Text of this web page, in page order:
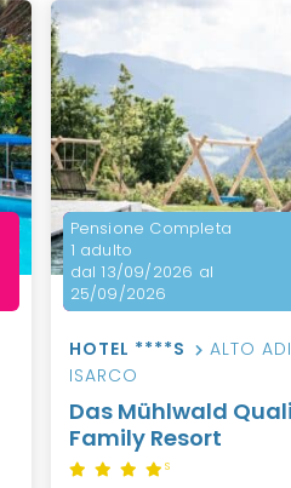
Pensione Completa
1 adulto
dal 13/09/2026 al
25/09/2026
HOTEL ****S ALTO
ISARCO
Das Mühlwald
Family Resort
S